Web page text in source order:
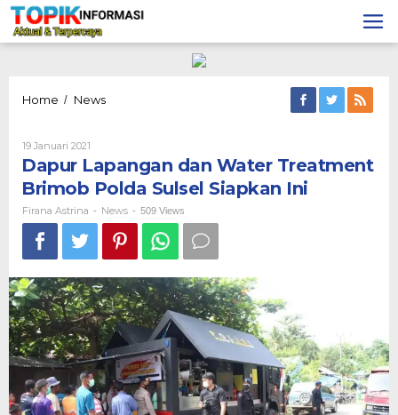
Lewati
konten
Home / NewsDapur
Treatment
Brimob
Polda
Sulsel
Siapkan
Ini
19 Januari 2021
Astrina
Dapur Lapangan dan Water Treatment
Brimob Polda Sulsel Siapkan Ini
Firana Astrina - News - 509 Views